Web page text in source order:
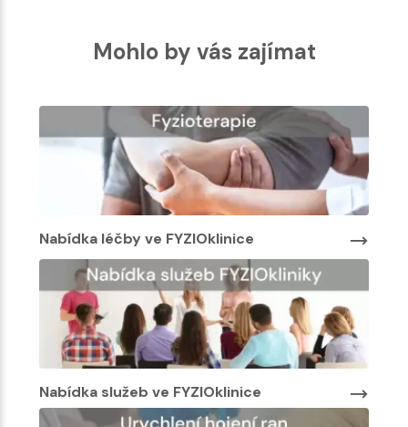
Mohlo by vás zajímat
Nabídka léčby ve FYZIOklinice
Nabídka služeb ve FYZIOklinice